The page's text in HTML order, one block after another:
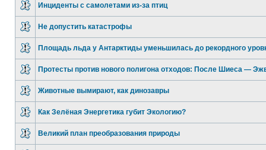
Инциденты с самолетами из-за птиц
Не допустить катастрофы
Площадь льда у Антарктиды уменьшилась до рекордного
Протесты против нового полигона отходов: После Шиеса —
Животные вымирают, как динозавры
Как Зелёная Энергетика губит Экологию?
Великий план преобразования природы